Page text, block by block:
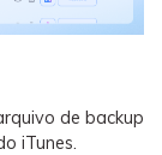
de backup
iTunes.